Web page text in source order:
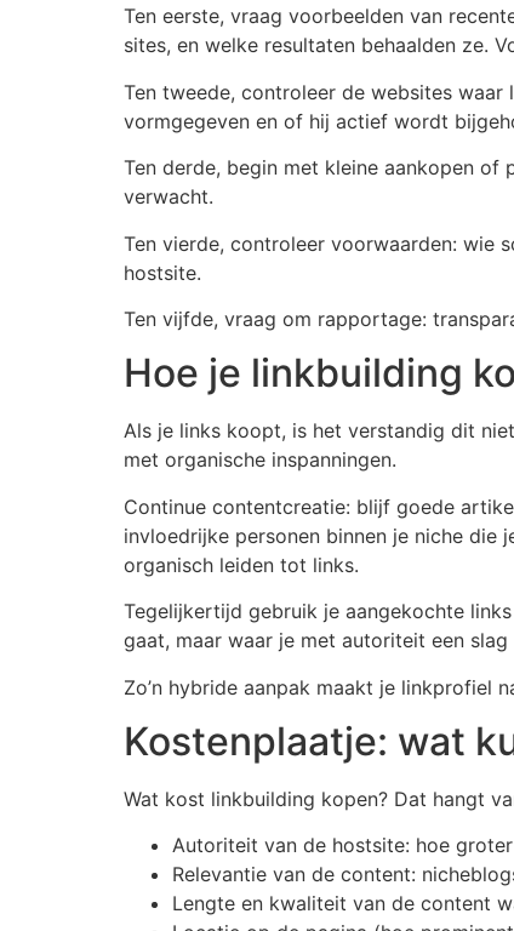
Ten eerste, vraag voorbeelden van
sites, en welke resultaten behaalden ze.
Ten tweede, controleer de websites
vormgegeven en of hij actief wordt
Ten derde, begin met kleine aankopen
verwacht.
Ten vierde, controleer voorwaarden: wie
hostsite.
Ten vijfde, vraag om rapportage:
Hoe je linkbuilding
Als je links koopt, is het verstandig dit
met organische inspanningen.
Continue contentcreatie: blijf goede
invloedrijke personen binnen je niche
organisch leiden tot links.
Tegelijkertijd gebruik je aangekochte
gaat, maar waar je met autoriteit een slag
Zo’n hybride aanpak maakt je linkprofiel
Kostenplaatje: wat
Wat kost linkbuilding kopen? Dat hangt
Autoriteit van de hostsite: hoe
Relevantie van de content:
Lengte en kwaliteit van de content